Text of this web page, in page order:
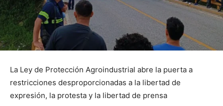
La Ley de Protección Agroindustrial abre la puerta a
restricciones desproporcionadas a la libertad de
expresión, la protesta y la libertad de prensa